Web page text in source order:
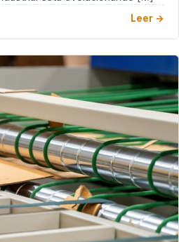
Leer →